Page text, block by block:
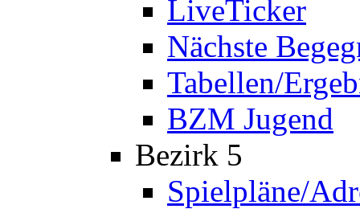
LiveTicker
Nächste
Tabellen/
BZM Jugend
Bezirk 5
Spielpläne/